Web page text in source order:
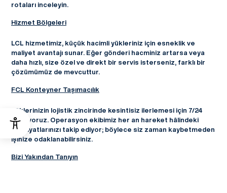
rotaları inceleyin.
Hizmet Bölgeleri
LCL hizmetimiz, küçük hacimli yükleriniz için esneklik ve
maliyet avantajı sunar. Eğer gönderi hacminiz artarsa veya
daha hızlı, size özel ve direkt bir servis isterseniz, farklı bir
çözümümüz de mevcuttur.
FCL Konteyner Taşımacılık
Yüklerinizin lojistik zincirinde kesintisiz ilerlemesi için 7/24
çalışıyoruz. Operasyon ekibimiz her an hareket hâlindeki
sevkiyatlarınızı takip ediyor; böylece siz zaman kaybetmeden
işinize odaklanabilirsiniz.
Bizi Yakından Tanıyın